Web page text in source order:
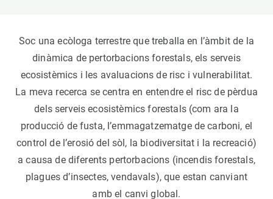
Soc una ecòloga terrestre que treballa en l’àmbit de la
dinàmica de pertorbacions forestals, els serveis
ecosistèmics i les avaluacions de risc i vulnerabilitat.
La meva recerca se centra en entendre el risc de pèrdua
dels serveis ecosistèmics forestals (com ara la
producció de fusta, l’emmagatzematge de carboni, el
control de l’erosió del sòl, la biodiversitat i la recreació)
a causa de diferents pertorbacions (incendis forestals,
plagues d’insectes, vendavals), que estan canviant
amb el canvi global.